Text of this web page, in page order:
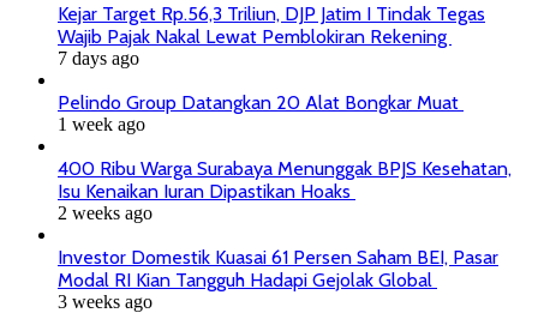
Kejar Target Rp.56,3 Triliun, DJP Jatim I Tindak Tegas
Wajib Pajak Nakal Lewat Pemblokiran Rekening
7 days ago
Pelindo Group Datangkan 20 Alat Bongkar Muat
1 week ago
400 Ribu Warga Surabaya Menunggak BPJS Kesehatan,
Isu Kenaikan Iuran Dipastikan Hoaks
2 weeks ago
Investor Domestik Kuasai 61 Persen Saham BEI, Pasar
Modal RI Kian Tangguh Hadapi Gejolak Global
3 weeks ago